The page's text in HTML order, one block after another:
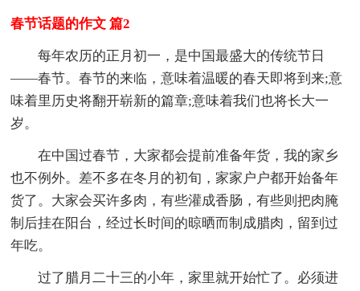
春节话题的作文 篇2
每年农历的正月初一，是中国最盛大的传统节日
——春节。春节的来临，意味着温暖的春天即将到来;意
味着里历史将翻开崭新的篇章;意味着我们也将长大一
岁。
在中国过春节，大家都会提前准备年货，我的家乡
也不例外。差不多在冬月的初旬，家家户户都开始备年
货了。大家会买许多肉，有些灌成香肠，有些则把肉腌
制后挂在阳台，经过长时间的晾晒而制成腊肉，留到过
年吃。
过了腊月二十三的小年，家里就开始忙了。必须进